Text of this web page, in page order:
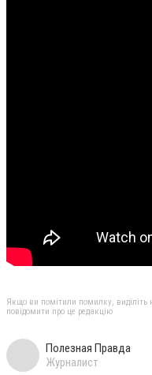
Якщо ви помітили помилку, виділіть
повідомити про це редакцію
Полезная Правда
Журналист